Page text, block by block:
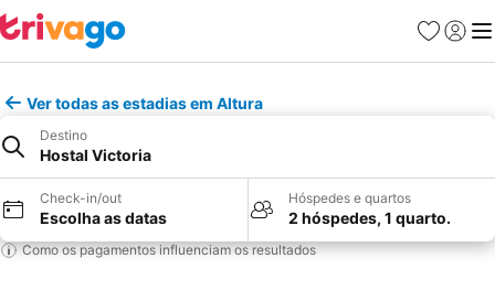
Favoritos
Iniciar
Ver todas as estadias em Altura
Destino
Hostal Victoria
Check-in/out
Escolha as datas
Hóspedes e quartos
2 hóspedes, 1 quarto.
Como os pagamentos influenciam os resultados